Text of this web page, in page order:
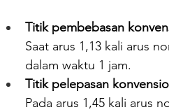
Titik pembebasan
Saat arus 1,13 kali arus
dalam waktu 1 jam.
Titik pelepasan
Pada arus 1,45 kali arus